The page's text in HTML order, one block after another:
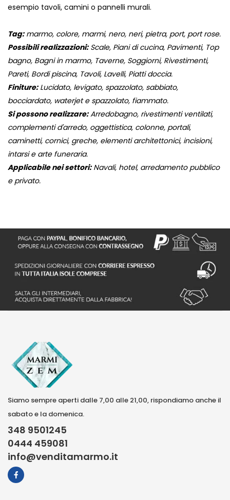
esempio tavoli, camini o pannelli murali.
Tag:marmo, colore, marmi, nero, neri, pietra, port, port rose.
Possibili realizzazioni:Scale, Piani di cucina, Pavimenti, Top
bagno, Bagni in marmo, Taverne, Soggiorni, Rivestimenti,
Pareti, Bordi piscina, Tavoli, Lavelli, Piatti doccia.
Finiture:Lucidato, levigato, spazzolato, sabbiato,
bocciardato, waterjet e spazzolato, fiammato.
Si possono realizzare:Arredobagno, rivestimenti ventilati,
complementi d'arredo, oggettistica, colonne, portali,
caminetti, cornici, greche, elementi architettonici, incisioni,
intarsi e arte funeraria.
Applicabile nei settori:Navali, hotel, arredamento pubblico
e privato.
Siamo sempre aperti dalle 7,00 alle 21,00, rispondiamo anche il
sabato e la domenica.
348 9501245
0444 459081
info@venditamarmo.it